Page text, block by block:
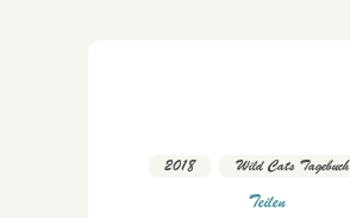
2018 Wild Cats Tagebuch
Teilen